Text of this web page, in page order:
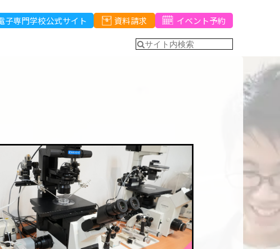
子専門学校公式サイト 資料請求
イベント予約